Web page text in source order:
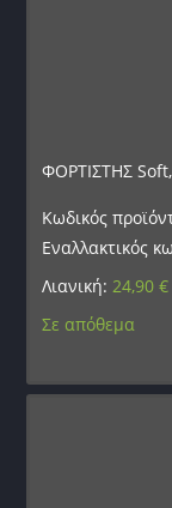
ΦΟΡΤΙΣΤΗΣ Soft,
Κωδικός
Εναλλακτικός
Λιανική:24,90€
Σε απόθεμα